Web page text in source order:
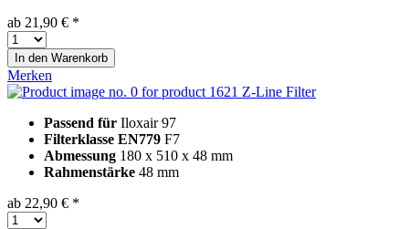
ab 21,90 € *
In den Warenkorb
Merken
Z-Line Filter
Passend für Iloxair 97
Filterklasse EN779 F7
Abmessung 180 x 510 x 48 mm
Rahmenstärke 48 mm
ab 22,90 € *